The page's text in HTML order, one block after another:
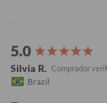
Silvia R.
Brazil